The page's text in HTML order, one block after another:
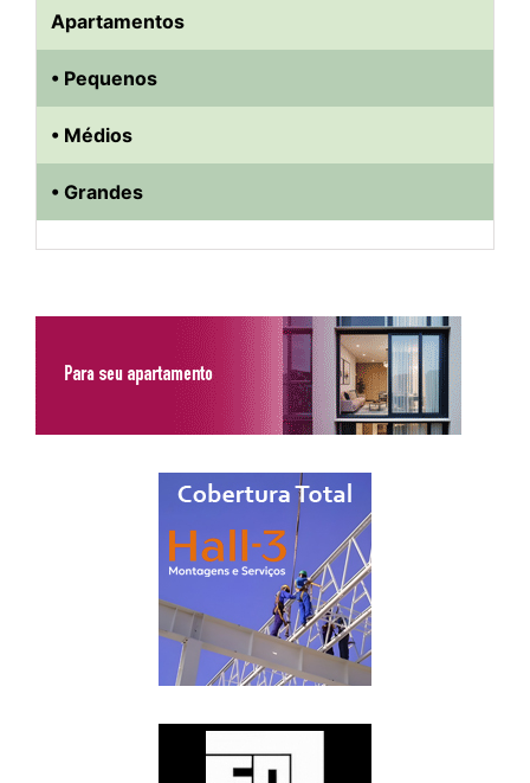
Apartamentos
• Pequenos
• Médios
• Grandes